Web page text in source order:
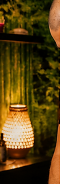
Una contractura
Cuanto más la
a tu cuerpo y
60 o 90
recuperar un